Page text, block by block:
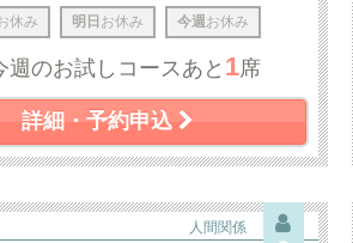
休み 明日 お休み 今週 お休み
週のお試しコースあと 1席
詳細・予約申込
人間関係